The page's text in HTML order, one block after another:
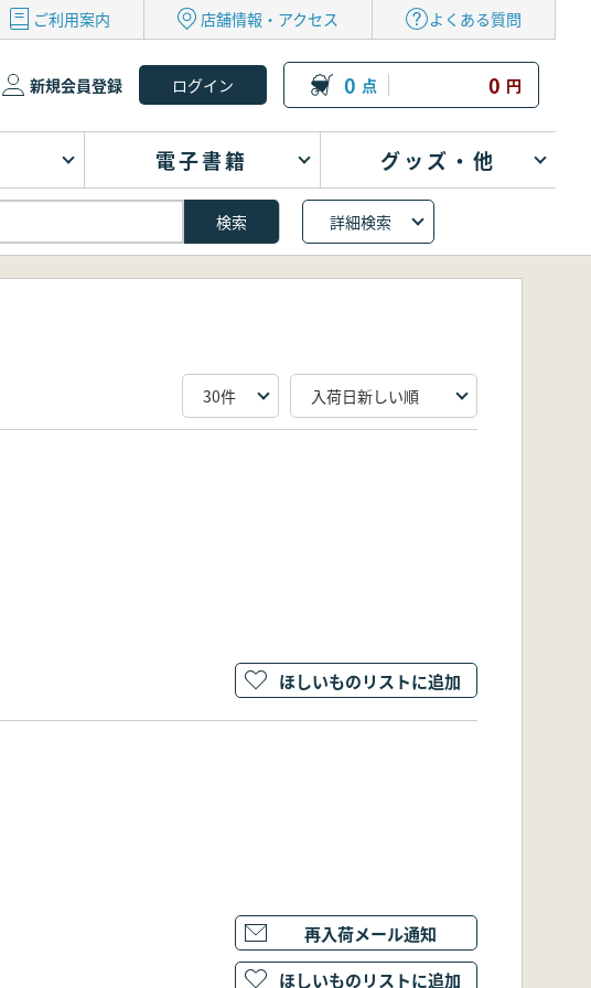
ご利用案内 店舗情報・アクセス よくある質問
新規会員登録 0 点 0 円
電子書籍 グッズ・他
詳細検索
ほしいものリストに追加
再入荷メール通知
ほしいものリストに追加